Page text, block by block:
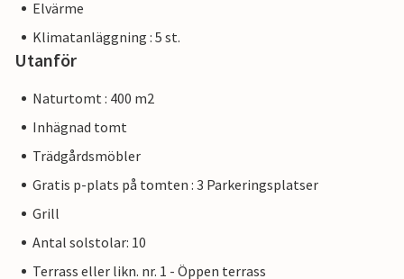
Elvärme
Klimatanläggning : 5 st.
Utanför
Naturtomt : 400 m2
Inhägnad tomt
Trädgårdsmöbler
Gratis p-plats på tomten : 3 Parkeringsplatser
Grill
Antal solstolar: 10
Terrass eller likn. nr. 1 - Öppen terrass